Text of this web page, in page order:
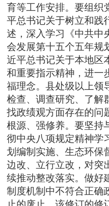
育等工作安排。要组织
平总书记关于树立和践
述，深入学习《中共中
会发展第十五个五年规
近平总书记关于本地区
和重要指示精神，进一
福理念。县处级以上领
检查、调查研究、了解
找政绩观方面存在的问
根源、强修养。要坚持
彻中央八项规定精神学
划编制实施、生态环保
边改、立行立改，对突
续推动整改落实。做好
制度机制中不符合正确